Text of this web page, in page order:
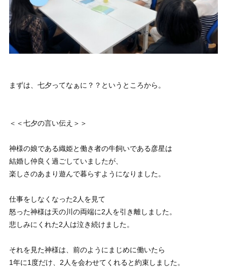
まずは、七夕ってなぁに？？というところから。
＜＜七夕の言い伝え＞＞
神様の娘である織姫と働き者の牛飼いである彦星は
結婚し仲良く過ごしていましたが、
楽しさのあまり遊んで暮らすようになりました。
仕事をしなくなった2人を見て
怒った神様は天の川の両端に2人を引き離しました。
悲しみにくれた2人は泣き続けました。
それを見た神様は、前のようにまじめに働いたら
1年に1度だけ、2人を会わせてくれると約束しました。